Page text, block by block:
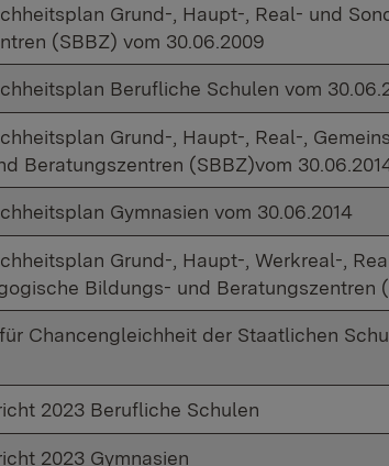
Grund-, Haupt-, Real- und
(SBBZ) vom 30.06.2009
Berufliche Schulen vom
Grund-, Haupt-, Real-,
Beratungszentren (SBBZ)vom
Gymnasien vom 30.06.2014
Grund-, Haupt-, Werkreal-,
Bildungs- und Beratungszentren
Chancengleichheit der Staatlichen
2023 Berufliche Schulen
2023 Gymnasien